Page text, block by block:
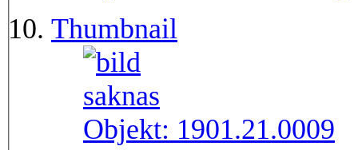
Thumbnail
Objekt: 1901.21.0009